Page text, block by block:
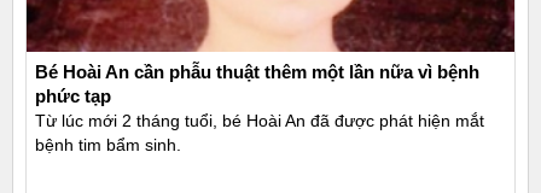
Bé Hoài An cần phẫu thuật thêm một lần nữa vì bệnh
phức tạp
Từ lúc mới 2 tháng tuổi, bé Hoài An đã được phát hiện mắt
bệnh tim bẩm sinh.